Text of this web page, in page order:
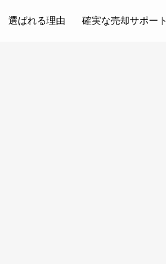
選ばれる理由 確実な売却サポート